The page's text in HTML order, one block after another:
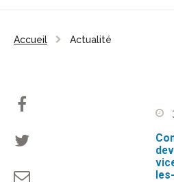
Accueil Actualité